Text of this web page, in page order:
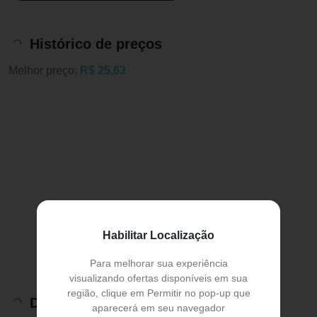
Habilitar Localização
Para melhorar sua experiência
visualizando ofertas disponíveis em sua
região, clique em Permitir no pop-up que
aparecerá em seu navegador
Histórico de preços
Melhor preço: R$ 25,63
Descrição do Produto